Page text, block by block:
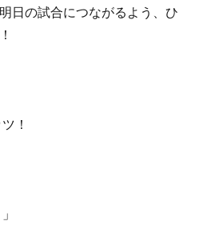
日の試合につながるよう、ひ
！